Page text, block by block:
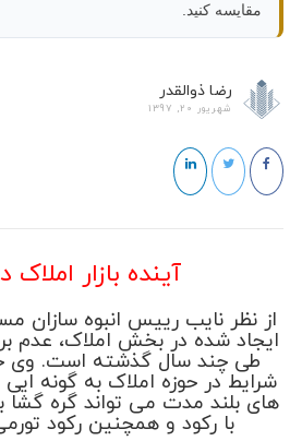
مقایسه کنید.
رضا ذوالقدر
شهریور 20, 1397
آینده بازار املاک
از نظر نایب رییس انبوه سازان
ایجاد شده در بخش املاک، عدم
طی چند سال گذشته است. وی
شرایط در حوزه املاک به گونه ایی
های بلند مدت می تواند گره گشا
با رکود و همچنین رکود